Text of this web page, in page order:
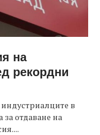
на
рекордни
в
отдаване на